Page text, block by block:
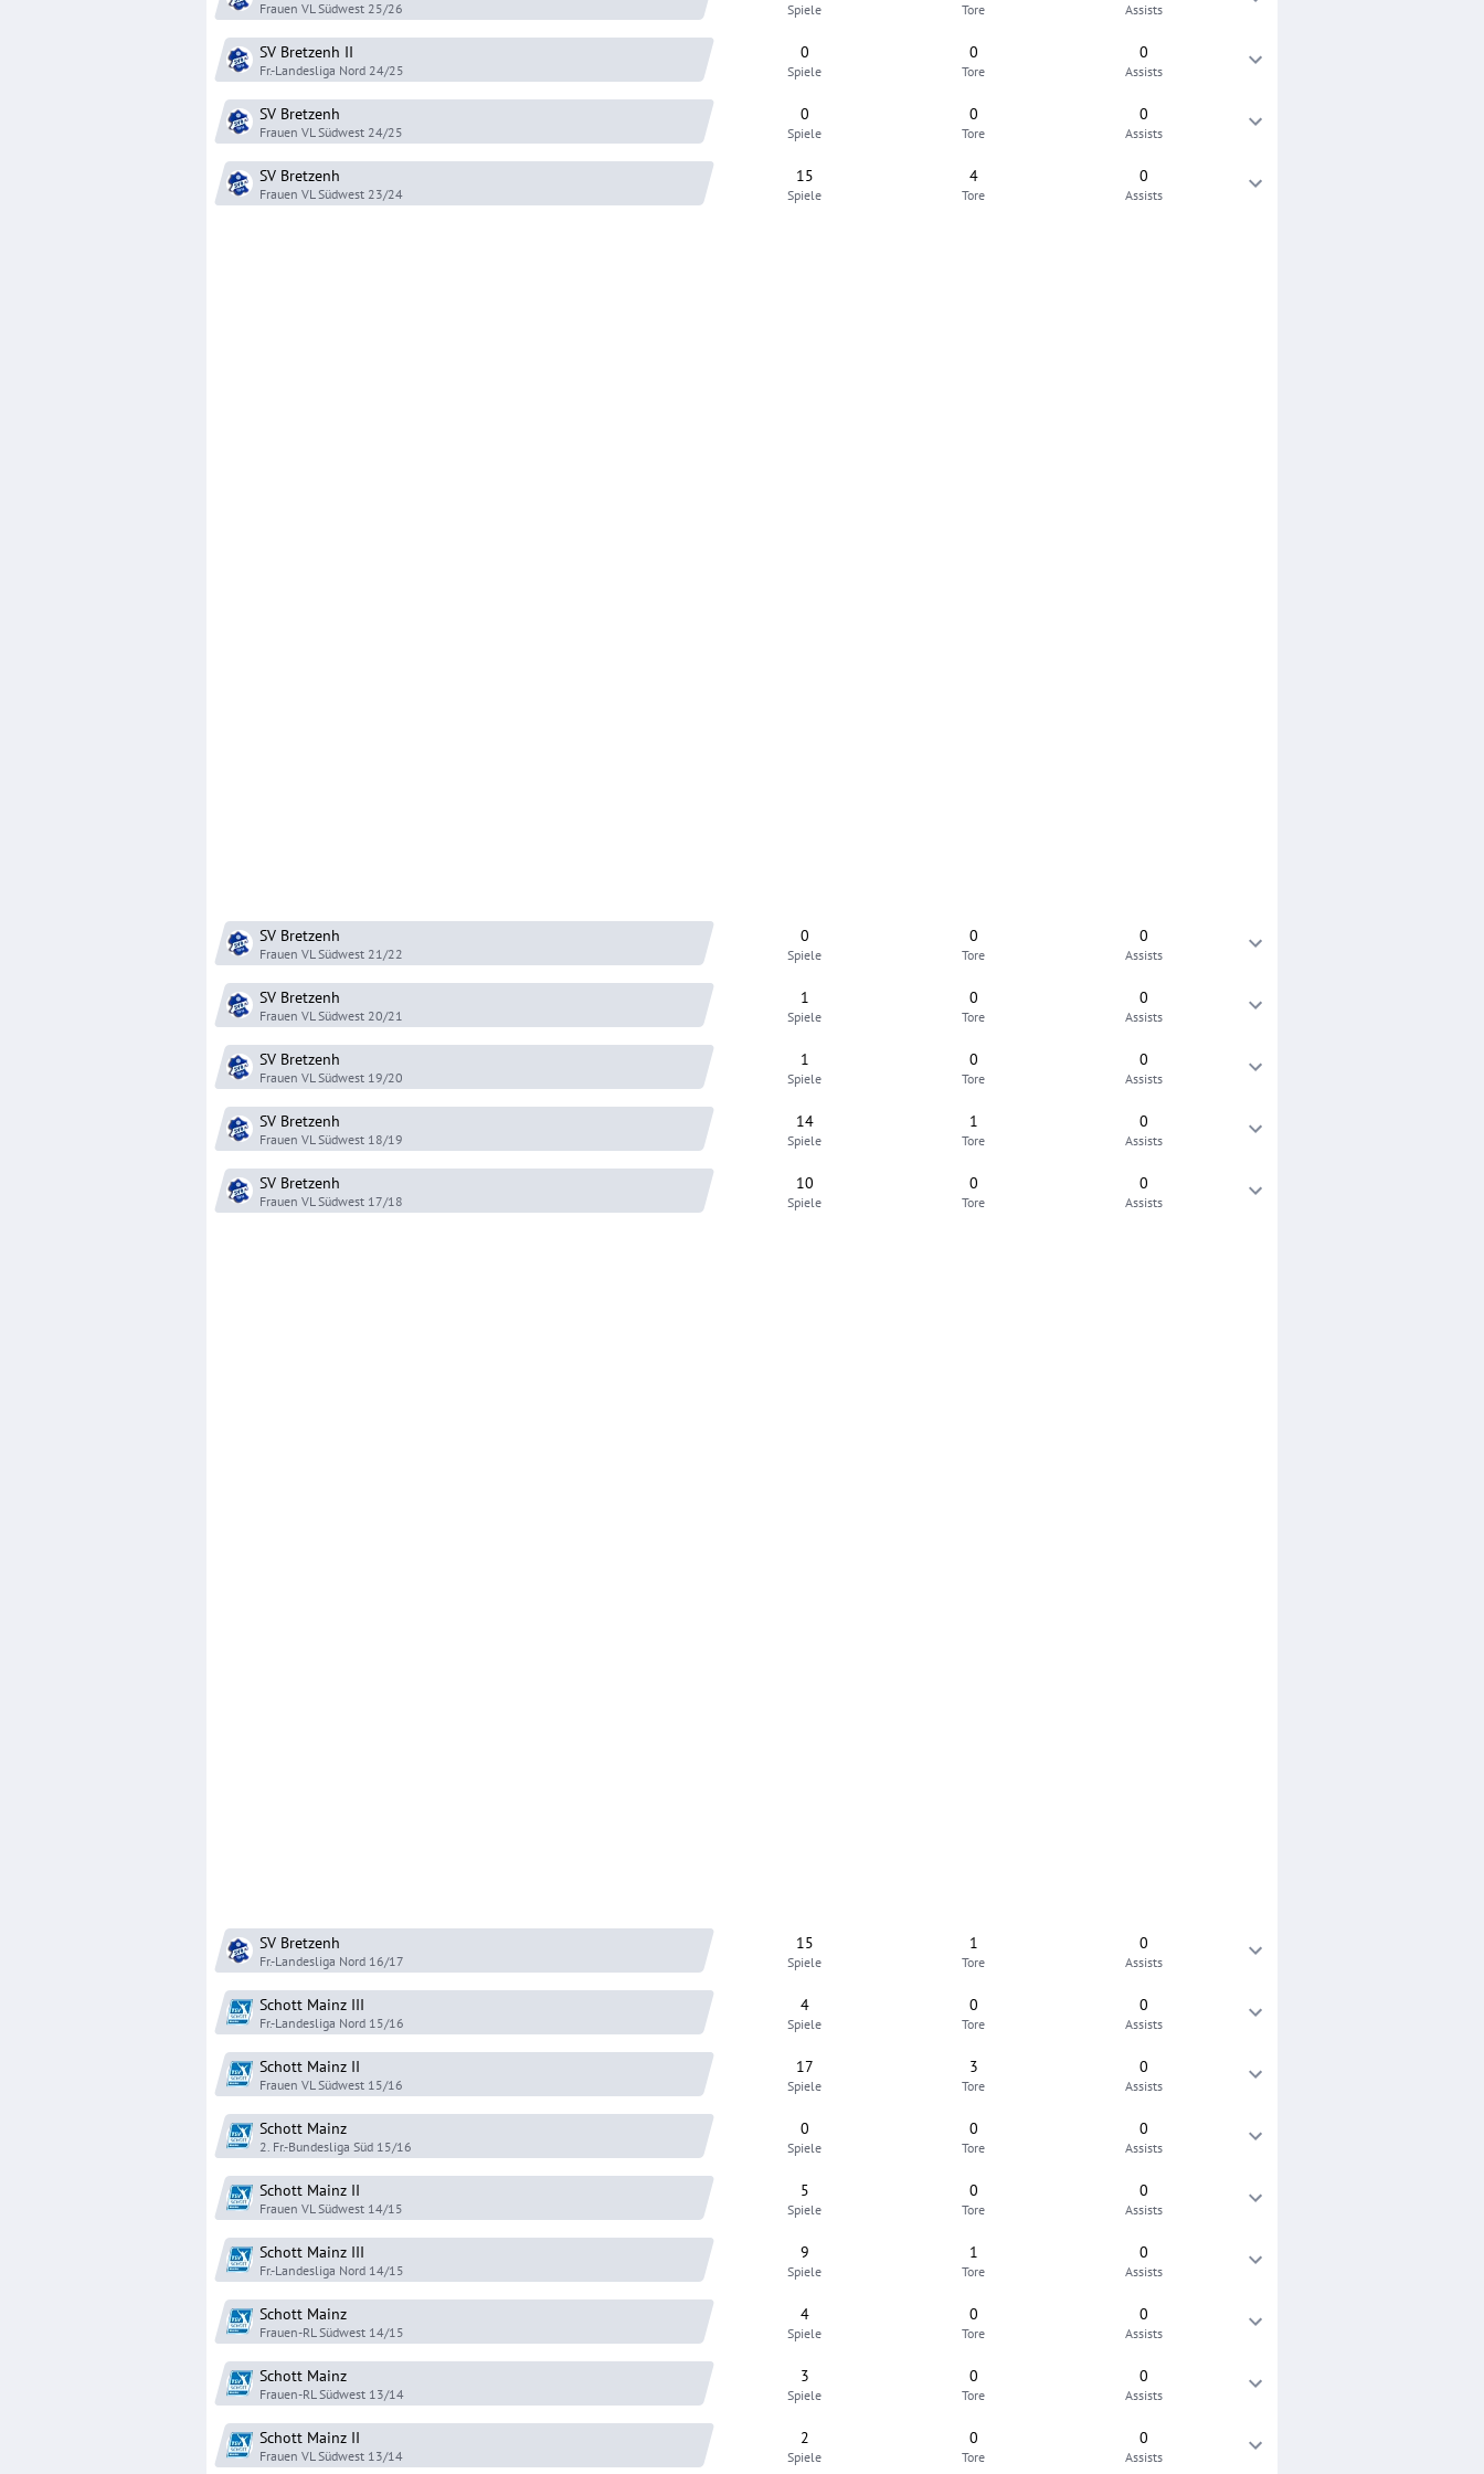
Frauen VL Südwest 25/26 Spiele Tore Assists
SV Bretzenh II
Fr.-Landesliga Nord 24/25
0
Spiele
0
Tore
0
Assists
SV Bretzenh
Frauen VL Südwest 24/25
0
Spiele
0
Tore
0
Assists
SV Bretzenh
Frauen VL Südwest 23/24
15
Spiele
4
Tore
0
Assists
SV Bretzenh
Frauen VL Südwest 21/22
0
Spiele
0
Tore
0
Assists
SV Bretzenh
Frauen VL Südwest 20/21
1
Spiele
0
Tore
0
Assists
SV Bretzenh
Frauen VL Südwest 19/20
1
Spiele
0
Tore
0
Assists
SV Bretzenh
Frauen VL Südwest 18/19
14
Spiele
1
Tore
0
Assists
SV Bretzenh
Frauen VL Südwest 17/18
10
Spiele
0
Tore
0
Assists
SV Bretzenh
Fr.-Landesliga Nord 16/17
15
Spiele
1
Tore
0
Assists
Schott Mainz III
Fr.-Landesliga Nord 15/16
4
Spiele
0
Tore
0
Assists
Schott Mainz II
Frauen VL Südwest 15/16
17
Spiele
3
Tore
0
Assists
Schott Mainz
2. Fr.-Bundesliga Süd 15/16
0
Spiele
0
Tore
0
Assists
Schott Mainz II
Frauen VL Südwest 14/15
5
Spiele
0
Tore
0
Assists
Schott Mainz III
Fr.-Landesliga Nord 14/15
9
Spiele
1
Tore
0
Assists
Schott Mainz
Frauen-RL Südwest 14/15
4
Spiele
0
Tore
0
Assists
Schott Mainz
Frauen-RL Südwest 13/14
3
Spiele
0
Tore
0
Assists
Schott Mainz II
Frauen VL Südwest 13/14
2
Spiele
0
Tore
0
Assists